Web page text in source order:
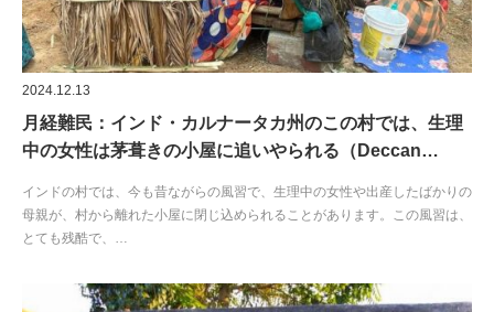
2024.12.13
月経難民：インド・カルナータカ州のこの村では、生理
中の女性は茅葺きの小屋に追いやられる（Deccan…
インドの村では、今も昔ながらの風習で、生理中の女性や出産したばかりの
母親が、村から離れた小屋に閉じ込められることがあります。この風習は、
とても残酷で、…